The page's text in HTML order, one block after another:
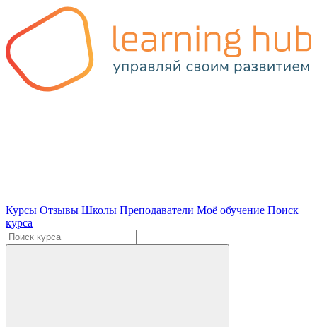
Курсы Отзывы Школы Преподаватели Моё обучение Поиск
курса